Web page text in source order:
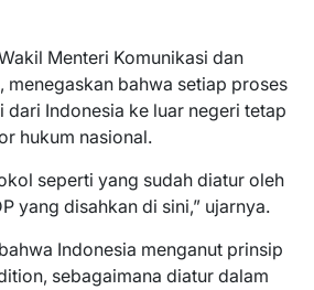
Menteri Komunikasi dan
menegaskan bahwa setiap proses
Indonesia ke luar negeri tetap
hukum nasional.
seperti yang sudah diatur oleh
yang disahkan di sini,” ujarnya.
Indonesia menganut prinsip
sebagaimana diatur dalam